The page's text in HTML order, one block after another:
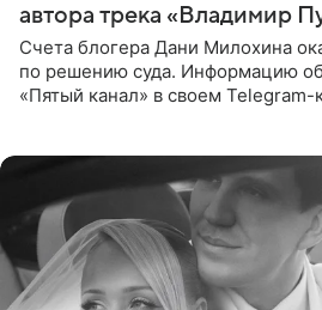
автора трека «Владимир
Счета блогера Дани Милохина
по решению суда. Информацию
«Пятый канал» в своем Telegram-